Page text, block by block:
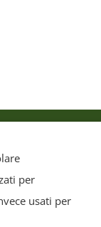
e tutelati dal diritto
sono da intendere
per
usati per